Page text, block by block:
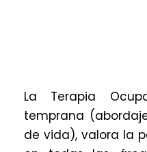
La Terapia
temprana
de vida), valora la